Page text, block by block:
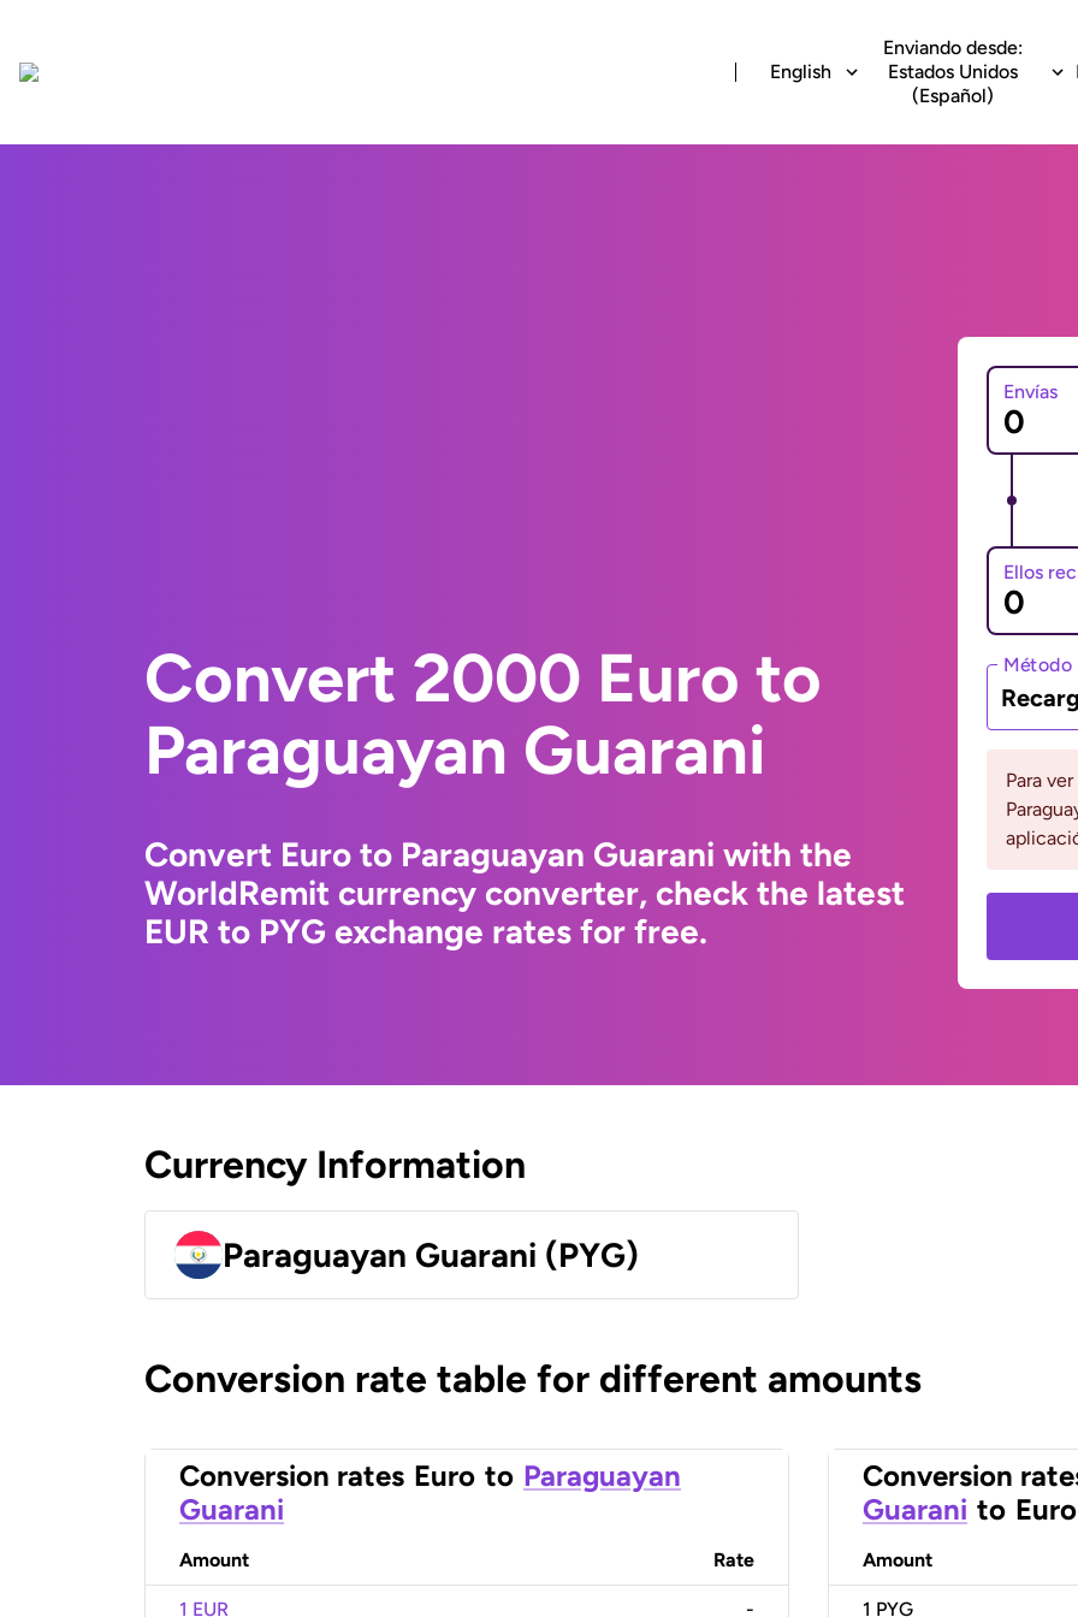
English
Enviando desde:
Estados Unidos
(Español)
Convert 2000 Euro to
Paraguayan Guarani
Convert Euro to Paraguayan Guarani with the
WorldRemit currency converter, check the latest
EUR to PYG exchange rates for free.
Envías
Ellos
Método
Para
Currency Information
Paraguayan Guarani (PYG)
Conversion rate table for different amounts
Conversion rates Euro to Paraguayan
Guarani
Amount Rate
1 EUR -
Conversion
Guarani to Euro
Amount
1 PYG